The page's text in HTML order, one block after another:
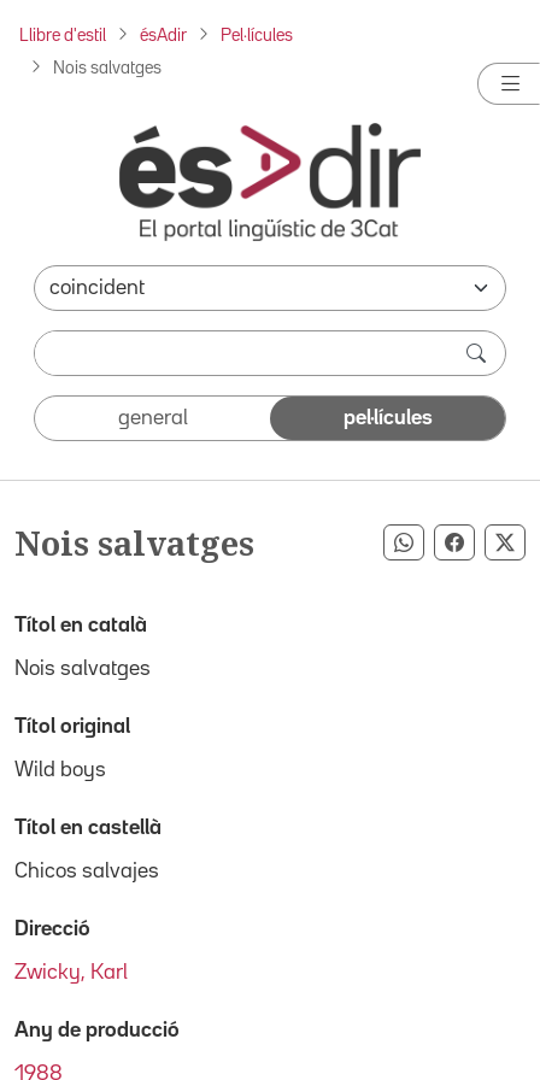
Llibre d'estil ésAdir Pel·lícules
Nois salvatges
general pel·lícules
Nois salvatges Compartir
Títol en català
Nois salvatges
Títol original
Wild boys
Títol en castellà
Chicos salvajes
Direcció
Zwicky, Karl
Any de producció
1988